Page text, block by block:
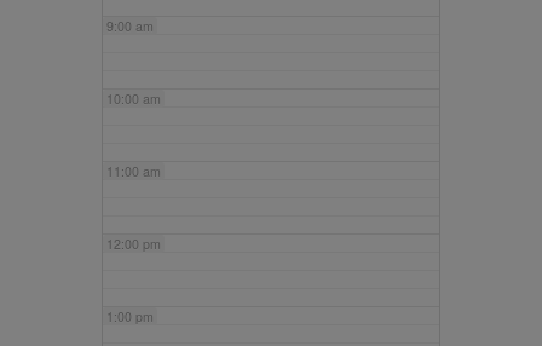
9:00 am
10:00 am
11:00 am
12:00 pm
1:00 pm